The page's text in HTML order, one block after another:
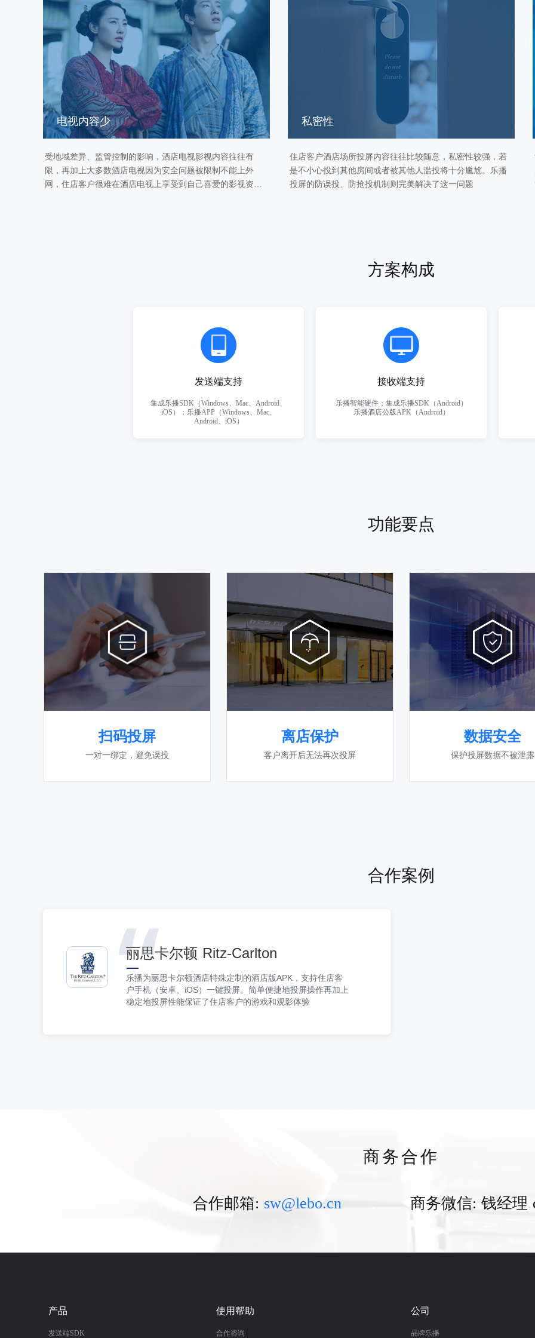
电视内容少
受地域差异、监管控制的影响，酒店电视影视内容往往有
限，再加上大多数酒店电视因为安全问题被限制不能上外
网，住店客户很难在酒店电视上享受到自己喜爱的影视资
私密性
住店客户酒店场所投屏内容往往比较随意，私密性较强，若
是不小心投到其他房间或者被其他人滥投将十分尴尬。乐播
投屏的防误投、防抢投机制则完美解决了这一问题
方案构成
发送端支持
集成乐播SDK（Windows、Mac、Android、
iOS）；乐播APP（Windows、Mac、
Android、iOS）
接收端支持
乐播智能硬件；集成乐播SDK（Android）
乐播酒店公版APK（Android）
功能要点
扫码投屏
一对一绑定，避免误投
离店保护
客户离开后无法再次投屏
数据安全
保护投屏数据不被泄露
合作案例
丽思卡尔顿 Ritz-Carlton
乐播为丽思卡尔顿酒店特殊定制的酒店版APK，支持住店客
户手机（安卓、iOS）一键投屏。简单便捷地投屏操作再加上
稳定地投屏性能保证了住店客户的游戏和观影体验
商务合作
合作邮箱: sw@lebo.cn 商务微信: 钱经理
产品
发送端SDK
使用帮助
合作咨询
公司
品牌乐播